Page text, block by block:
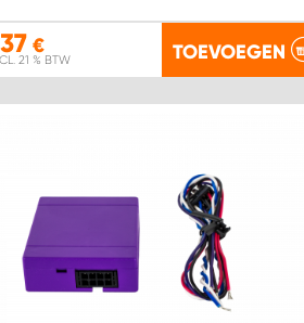
€
21 % BTW TOEVOEGEN